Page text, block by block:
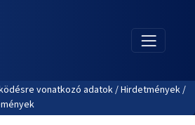
vonatkozó adatok / Hirdetmények /